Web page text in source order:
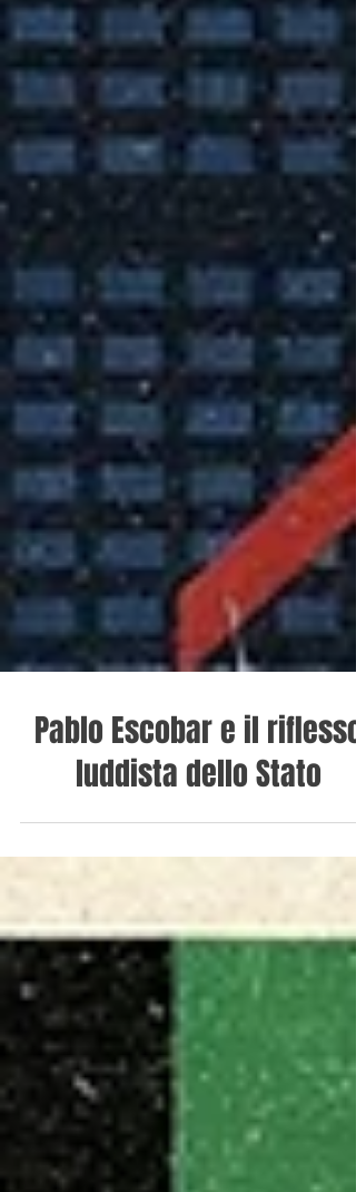
Pablo Escobar e il riflesso
luddista dello Stato